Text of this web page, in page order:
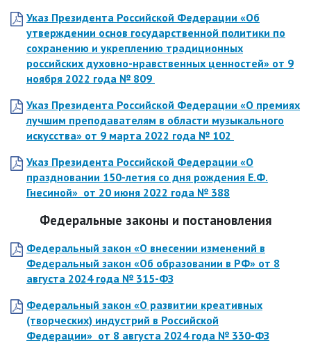
Указ Президента Российской Федерации «Об
утверждении основ государственной политики по
сохранению и укреплению традиционных
российских духовно-нравственных ценностей» от 9
ноября 2022 года № 809
Указ Президента Российской Федерации «О премиях
лучшим преподавателям в области музыкального
искусства» от 9 марта 2022 года № 102
Указ Президента Российской Федерации «О
праздновании 150-летия со дня рождения Е.Ф.
Гнесиной» от 20 июня 2022 года № 388
Федеральные законы и постановления
Федеральный закон «О внесении изменений в
Федеральный закон «Об образовании в РФ» от 8
августа 2024 года № 315-ФЗ
Федеральный закон «О развитии креативных
(творческих) индустрий в Российской
Федерации» от 8 августа 2024 года № 330-ФЗ